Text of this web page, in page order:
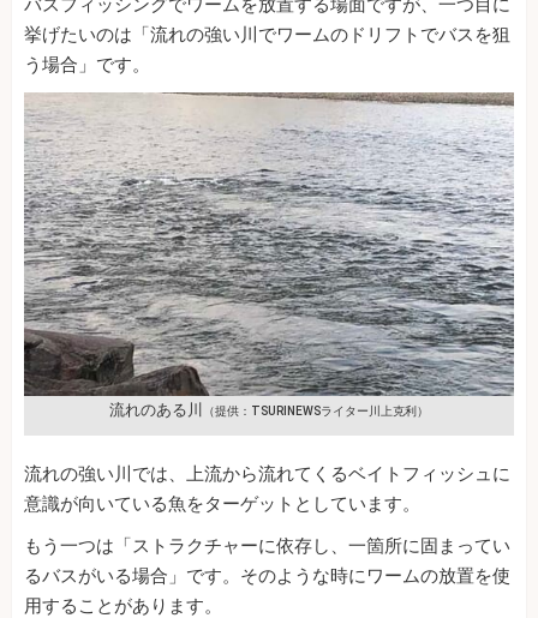
バスフィッシングでワームを放置する場面ですが、一つ目に
挙げたいのは「流れの強い川でワームのドリフトでバスを狙
う場合」です。
流れのある川 （提供：TSURINEWSライター川上克利）
流れの強い川では、上流から流れてくるベイトフィッシュに
意識が向いている魚をターゲットとしています。
もう一つは「ストラクチャーに依存し、一箇所に固まってい
るバスがいる場合」です。そのような時にワームの放置を使
用することがあります。